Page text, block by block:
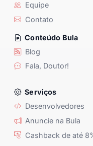
Equipe
Contato
Conteúdo Bula
Blog
Fala, Doutor!
Serviços
Desenvolvedores
Anuncie na Bula
Cashback de até